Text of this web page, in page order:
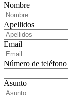
Nombre
Apellidos
Email
Número de teléfono
Asunto